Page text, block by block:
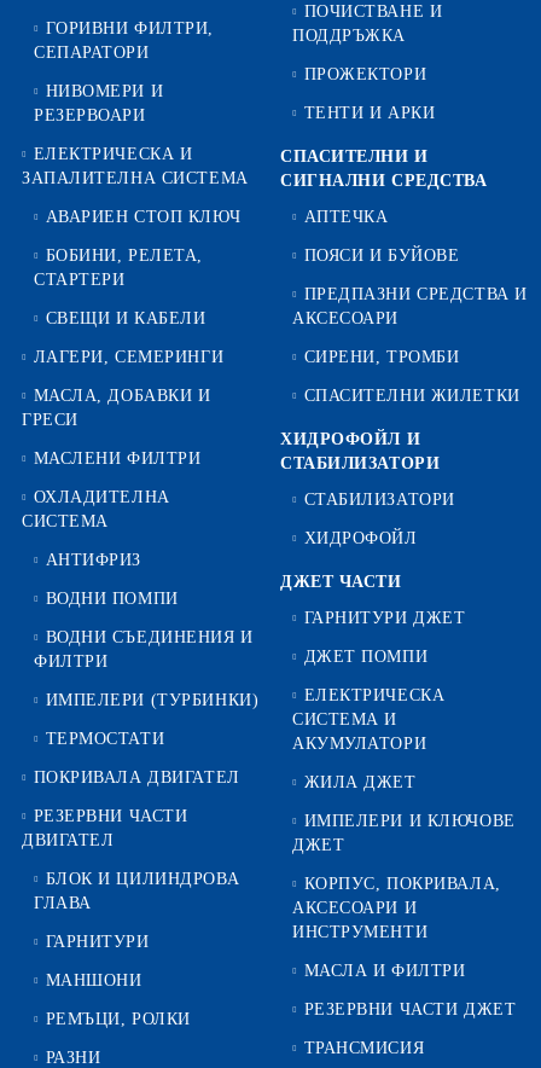
ГОРИВНИ ФИЛТРИ,
СЕПАРАТОРИ
НИВОМЕРИ И
РЕЗЕРВОАРИ
ЕЛЕКТРИЧЕСКА И
ЗАПАЛИТЕЛНА СИСТЕМА
АВАРИЕН СТОП КЛЮЧ
БОБИНИ, РЕЛЕТА,
СТАРТЕРИ
СВЕЩИ И КАБЕЛИ
ЛАГЕРИ, СЕМЕРИНГИ
МАСЛА, ДОБАВКИ И
ГРЕСИ
МАСЛЕНИ ФИЛТРИ
ОХЛАДИТЕЛНА
СИСТЕМА
АНТИФРИЗ
ВОДНИ ПОМПИ
ВОДНИ СЪЕДИНЕНИЯ И
ФИЛТРИ
ИМПЕЛЕРИ (ТУРБИНКИ)
ТЕРМОСТАТИ
ПОКРИВАЛА ДВИГАТЕЛ
РЕЗЕРВНИ ЧАСТИ
ДВИГАТЕЛ
БЛОК И ЦИЛИНДРОВА
ГЛАВА
ГАРНИТУРИ
МАНШОНИ
РЕМЪЦИ, РОЛКИ
РАЗНИ
ПОЧИСТВАНЕ И
ПОДДРЪЖКА
ПРОЖЕКТОРИ
ТЕНТИ И АРКИ
СПАСИТЕЛНИ И
СИГНАЛНИ СРЕДСТВА
АПТЕЧКА
ПОЯСИ И БУЙОВЕ
ПРЕДПАЗНИ СРЕДСТВА И
АКСЕСОАРИ
СИРЕНИ, ТРОМБИ
СПАСИТЕЛНИ ЖИЛЕТКИ
ХИДРОФОЙЛ И
СТАБИЛИЗАТОРИ
СТАБИЛИЗАТОРИ
ХИДРОФОЙЛ
ДЖЕТ ЧАСТИ
ГАРНИТУРИ ДЖЕТ
ДЖЕТ ПОМПИ
ЕЛЕКТРИЧЕСКА
СИСТЕМА И
АКУМУЛАТОРИ
ЖИЛА ДЖЕТ
ИМПЕЛЕРИ И КЛЮЧОВЕ
ДЖЕТ
КОРПУС, ПОКРИВАЛА,
АКСЕСОАРИ И
ИНСТРУМЕНТИ
МАСЛА И ФИЛТРИ
РЕЗЕРВНИ ЧАСТИ ДЖЕТ
ТРАНСМИСИЯ